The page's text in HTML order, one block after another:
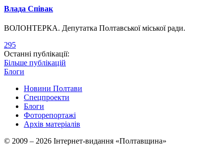
Влада Співак
ВОЛОНТЕРКА. Депутатка Полтавської міської ради.
295
Останні публікації:
Більше публікацій
Блоги
Новини Полтави
Спецпроекти
Блоги
Фоторепортажі
Архів матеріалів
© 2009 – 2026 Інтернет-видання «Полтавщина»